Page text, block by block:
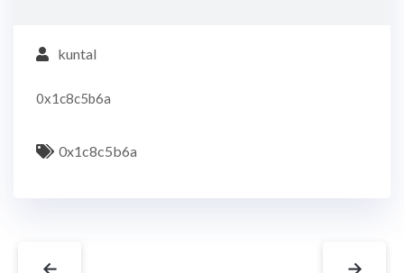
kuntal
0x1c8c5b6a
0x1c8c5b6a
← →